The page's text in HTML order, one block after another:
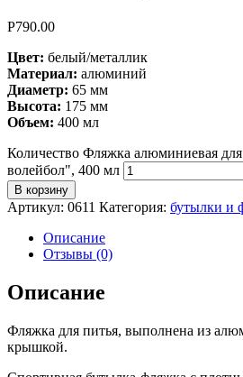
Р790.00
Цвет: белый/металлик
Материал: алюминий
Диаметр: 65 мм
Высота: 175 мм
Объем: 400 мл
Количество Фляжка алюминиевая
волейбол", 400 мл
В корзину
Артикул: 0611 Категория: бутылки и
Описание
Отзывы (0)
Описание
Фляжка для питья, выполнена из
крышкой.